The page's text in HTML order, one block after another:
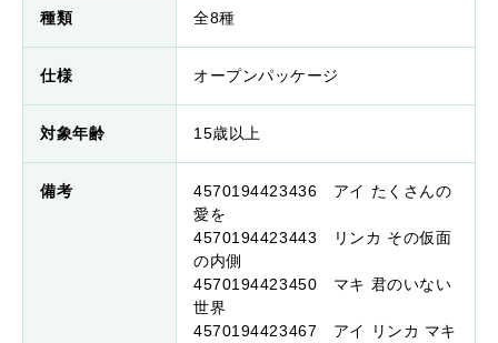
種類 全8種
仕様 オープンパッケージ
対象年齢 15歳以上
備考
4570194423436 アイ たくさんの
愛を
4570194423443 リンカ その仮面
の内側
4570194423450 マキ 君のいない
世界
4570194423467 アイ リンカ マキ